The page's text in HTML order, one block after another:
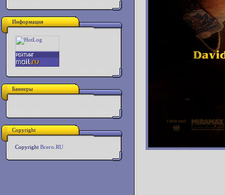
Информация
Баннеры
Copyright
Copyright Всего.RU